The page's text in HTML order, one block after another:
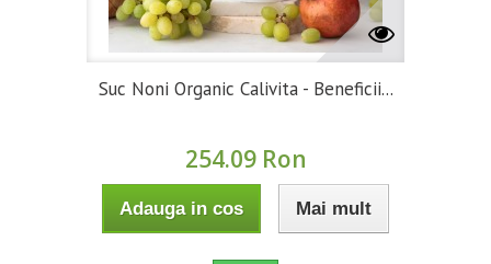
Suc Noni Organic Calivita - Beneficii...
254.09 Ron
Adauga in cos Mai mult